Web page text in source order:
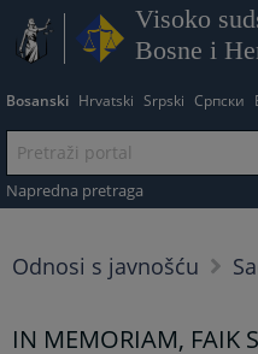
Visoko
Bosne i
Bosanski Hrvatski Srpski Српски
Napredna pretraga
Odnosi s javnošću
IN MEMORIAM, FAIK